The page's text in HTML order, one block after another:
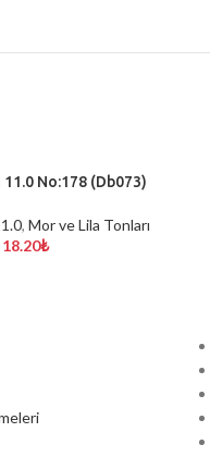
No:178 (Db073)
,Mor ve Lila Tonları
18.20₺